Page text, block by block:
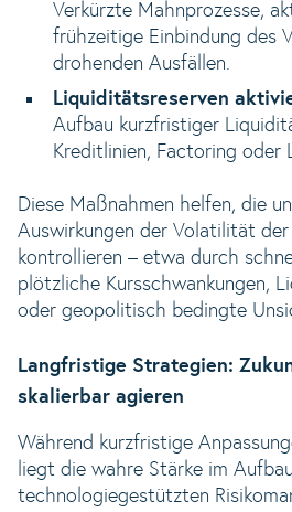
Verkürzte Mahnprozesse,
frühzeitige Einbindung des
drohenden Ausfällen.
Liquiditätsreserven
Aufbau kurzfristiger
Kreditlinien, Factoring oder
Diese Maßnahmen helfen, die
Auswirkungen der Volatilität
kontrollieren – etwa durch
plötzliche Kursschwankungen,
oder geopolitisch bedingte
Langfristige Strategien:
skalierbar agieren
Während kurzfristige
liegt die wahre Stärke im
technologiegestützten